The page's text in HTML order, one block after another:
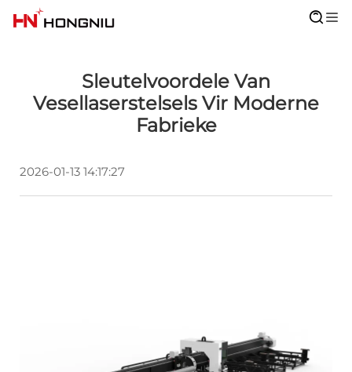
Sleutelvoordele Van
Vesellaserstelsels Vir Moderne
Fabrieke
2026-01-13 14:17:27